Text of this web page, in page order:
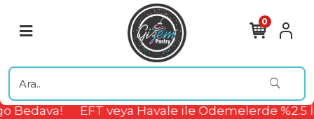
Bedava! EFT veya Havale ile Ödemelerde %2.5
0